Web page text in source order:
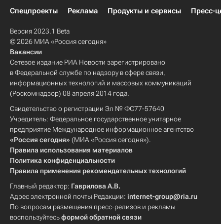
Спецпроекты
Реклама Продукты и сервисы Пресс-
Версия 2023.1 Beta
© 2026 МИА «Россия сегодня»
Вакансии
Сетевое издание РИА Новости зарегистрировано
в Федеральной службе по надзору в сфере связи,
информационных технологий и массовых коммуникаций
(Роскомнадзор) 08 апреля 2014 года.
Свидетельство о регистрации Эл № ФС77-57640
Учредитель: Федеральное государственное унитарное
предприятие Международное информационное агентство
«Россия сегодня» (МИА «Россия сегодня»).
Правила использования материалов
Политика конфиденциальности
Правила применения рекомендательных технологий
Главный редактор: Гаврилова А.В.
Адрес электронной почты Редакции: internet-group@ria.ru
По вопросам размещения пресс-релизов и рекламы
воспользуйтесьформой обратной связи